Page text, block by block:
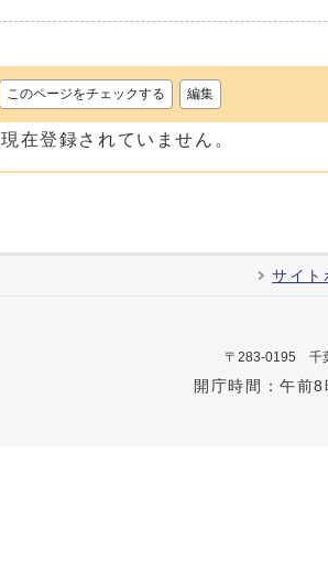
このページをチェックする 編集
現在登録されていません。
サイト
〒283-0195 千
開庁時間：午前